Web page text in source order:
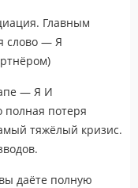
Главным
слово — Я
— Я И
потеря
тяжёлый кризис.
даёте полную